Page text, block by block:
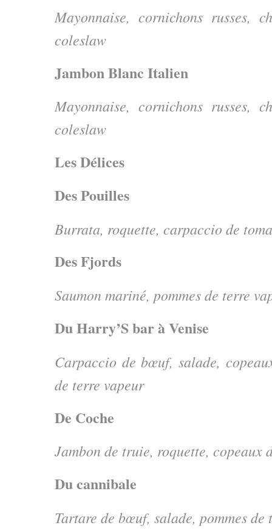
Mayonnaise, cornichons russes,
coleslaw
Jambon Blanc Italien
Mayonnaise, cornichons russes,
coleslaw
Les Délices
Des Pouilles
Burrata, roquette, carpaccio de
Des Fjords
Saumon mariné, pommes de terre
Du Harry’S bar à Venise
Carpaccio de bœuf, salade,
de terre vapeur
De Coche
Jambon de truie, roquette, copeaux
Du cannibale
Tartare de bœuf, salade, pommes de